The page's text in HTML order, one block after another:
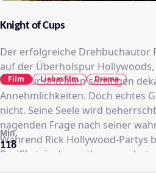
Knight of Cups
Der erfolgreiche Drehbuchautor
auf der Überholspur Hollywoods,
Glamour und allen sonstigen
Annehmlichkeiten. Doch echtes
nicht. Seine Seele wird
nagenden Frage nach seiner
Während Rick Hollywood-Partys
Pazifikstränden entlangwandert,
und seine Welt. Er denkt an die
118
Min.
Film Liebesfilm Drama